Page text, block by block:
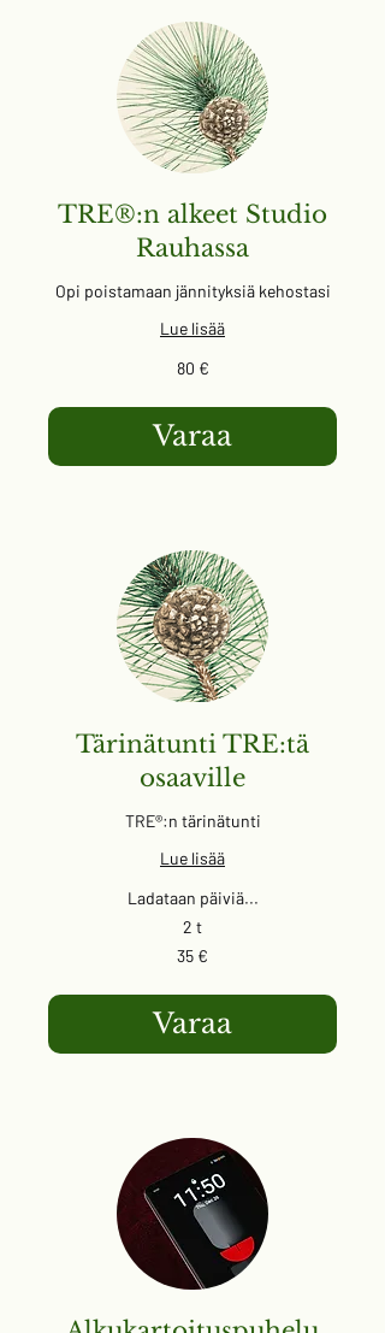
TRE®:n alkeet Studio
Rauhassa
Opi poistamaan jännityksiä kehostasi
Lue lisää
80 €
Varaa
Tärinätunti TRE:tä
osaaville
TRE®:n tärinätunti
Lue lisää
Ladataan päiviä...
2 t
35 €
Varaa